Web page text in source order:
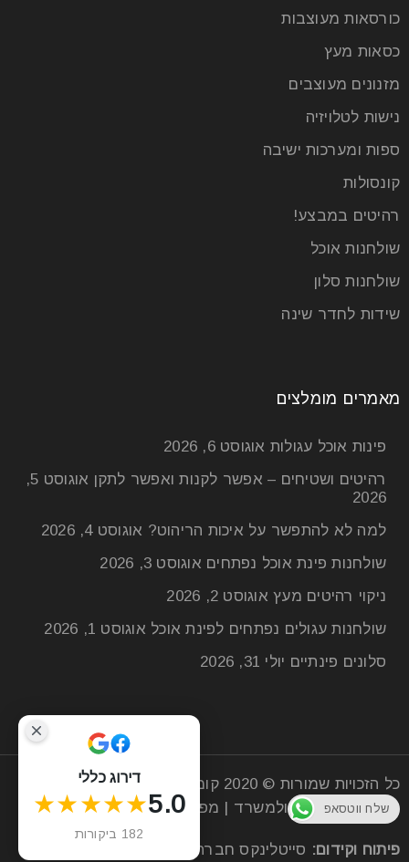
פינת אוכל מעוצבת דגם ‘גבריאל’ פינת האוכל היא אחד
האלמנטים המרכזיים שנפגוש בכניסה לבית, לכן טבעי
קרא עוד
13 יול
איך להתאים כיסאות לשולחן אוכל? אל תוותרו על שולחן
אוכל מהמם רק בגלל שהוא לא מגיע עם כיסאות.
קרא עוד
כורסאות מעוצבות
כסאות מעץ
מזנונים מעוצבים
נישות לטלויזיה
ספות ומערכות ישיבה
קונסולות
רהיטים במבצע!
שולחנות אוכל
שולחנות סלון
שידות לחדר שינה
מאמרים מומלצים
פינות אוכל עגולות אוגוסט 6, 2026
רהיטים ושטיחים – אפשר לקנות ואפשר לתקן
אוגוסט 5,
2026
למה לא להתפשר על איכות הריהוט? אוגוסט 4, 2026
שולחנות פינת אוכל נפתחים אוגוסט 3, 2026
ניקוי רהיטים מעץ אוגוסט 2, 2026
שולחנות עגולים נפתחים לפינת אוכל אוגוסט 1, 2026
סלונים פינתיים יולי 31, 2026
כל הזכויות שמורות © 2020 קומפי רהיטים| חנות רהיטים
מעץ לסלון הבית ולמשרד | מפת אתר
פיתוח וקידום: סייטלינקס חברה לקידום אתרים
דירוג כללי
5.0
★★★★★
182 ביקורות
שלח ווטסאפ